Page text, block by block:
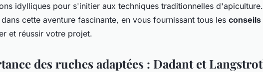
idylliques pour s'initier aux techniques traditionnelles
cette aventure fascinante, en vous fournissant tous les conseils
et réussir votre projet.
des ruches adaptées : Dadant et